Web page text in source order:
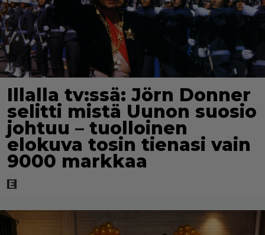
Illalla tv:ssä: Jörn Donner
selitti mistä Uunon suosio
johtuu – tuolloinen
elokuva tosin tienasi vain
9000 markkaa